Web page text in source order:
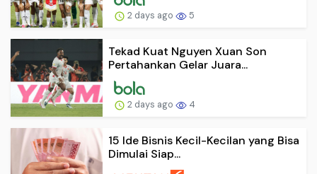
2 days ago 5
Tekad Kuat Nguyen Xuan Son
Pertahankan Gelar Juara...
2 days ago 4
15 Ide Bisnis Kecil-Kecilan yang Bisa
Dimulai Siap...